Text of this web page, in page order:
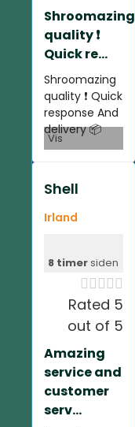
Shroomazing
quality ❗️
Quick re...
Shroomazing
quality ❗️ Quick
response And
delivery 📦
Vis
Shell
Irland
8 timersiden

Rated 5
out of 5
Amazing
service and
customer
serv...